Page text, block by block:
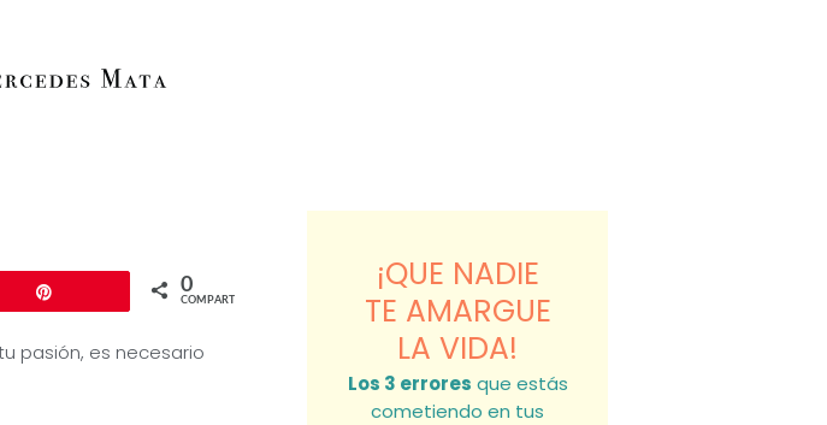
0
COMPARTIR
pasión, es necesario
¡QUE NADIE
TE AMARGUE
LA VIDA!
Los 3 errores que estás
cometiendo en tus